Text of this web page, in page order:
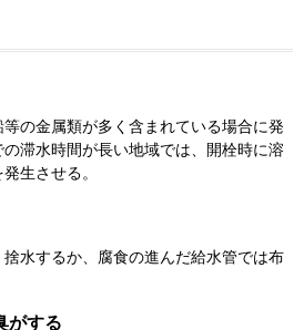
の金属類が多く含まれている場合に発
滞水時間が長い地域では、開栓時に溶
生させる。
水するか、腐食の進んだ給水管では布
がする